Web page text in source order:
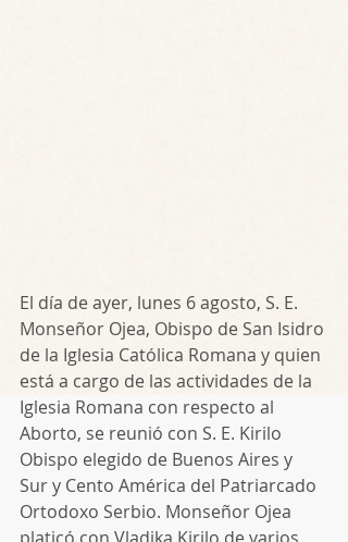
El día de ayer, lunes 6 agosto, S. E.
Monseñor Ojea, Obispo de San Isidro
de la Iglesia Católica Romana y quien
está a cargo de las actividades de la
Iglesia Romana con respecto al
Aborto, se reunió con S. E. Kirilo
Obispo elegido de Buenos Aires y
Sur y Cento América del Patriarcado
Ortodoxo Serbio. Monseñor Ojea